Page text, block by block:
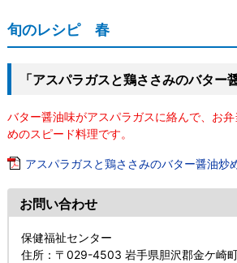
旬のレシピ 春
「アスパラガスと鶏ささみのバター
バター醤油味がアスパラガスに絡んで、お
めのスピード料理です。
アスパラガスと鶏ささみのバター醤油炒
お問い合わせ
保健福祉センター
住所：〒029-4503 岩手県胆沢郡金ケ崎